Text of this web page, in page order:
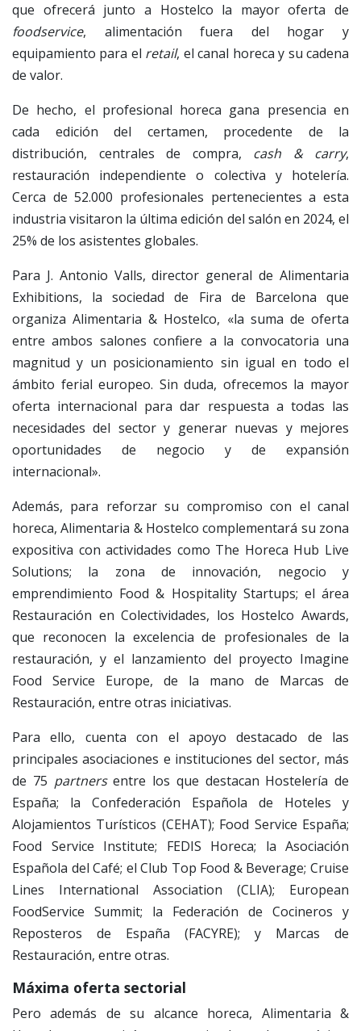
que ofrecerá junto a Hostelco la mayor oferta de
foodservice, alimentación fuera del hogar y
equipamiento para el retail, el canal horeca y su cadena
de valor.
De hecho, el profesional horeca gana presencia en
cada edición del certamen, procedente de la
distribución, centrales de compra, cash & carry,
restauración independiente o colectiva y hotelería.
Cerca de 52.000 profesionales pertenecientes a esta
industria visitaron la última edición del salón en 2024, el
25% de los asistentes globales.
Para J. Antonio Valls, director general de Alimentaria
Exhibitions, la sociedad de Fira de Barcelona que
organiza Alimentaria & Hostelco, «la suma de oferta
entre ambos salones confiere a la convocatoria una
magnitud y un posicionamiento sin igual en todo el
ámbito ferial europeo. Sin duda, ofrecemos la mayor
oferta internacional para dar respuesta a todas las
necesidades del sector y generar nuevas y mejores
oportunidades de negocio y de expansión
internacional».
Además, para reforzar su compromiso con el canal
horeca, Alimentaria & Hostelco complementará su zona
expositiva con actividades como The Horeca Hub Live
Solutions; la zona de innovación, negocio y
emprendimiento Food & Hospitality Startups; el área
Restauración en Colectividades, los Hostelco Awards,
que reconocen la excelencia de profesionales de la
restauración, y el lanzamiento del proyecto Imagine
Food Service Europe, de la mano de Marcas de
Restauración, entre otras iniciativas.
Para ello, cuenta con el apoyo destacado de las
principales asociaciones e instituciones del sector, más
de 75 partnersentre los que destacan Hostelería de
España; la Confederación Española de Hoteles y
Alojamientos Turísticos (CEHAT); Food Service España;
Food Service Institute; FEDIS Horeca; la Asociación
Española del Café; el Club Top Food & Beverage; Cruise
Lines International Association (CLIA); European
FoodService Summit; la Federación de Cocineros y
Reposteros de España (FACYRE); y Marcas de
Restauración, entre otras.
Máxima oferta sectorial
Pero además de su alcance horeca, Alimentaria &